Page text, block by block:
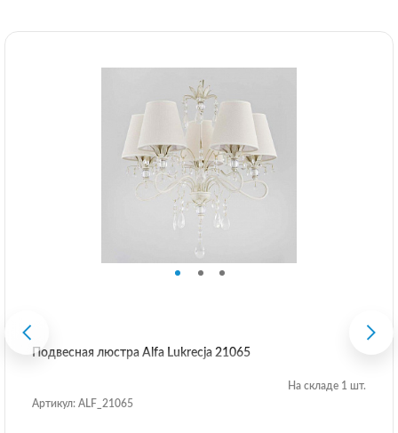
Подвесная люстра Alfa Lukrecja 21065
На складе 1 шт.
Артикул: ALF_21065